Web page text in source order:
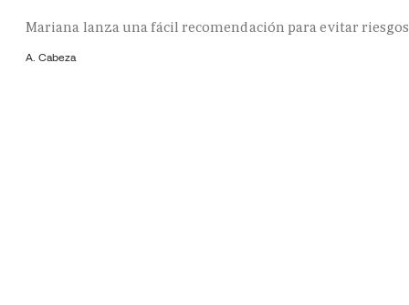
Mariana lanza una fácil recomendación para evitar riesgos
A. Cabeza